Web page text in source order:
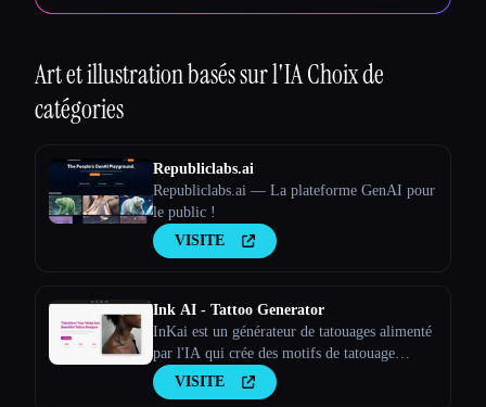
Art et illustration basés sur l'IAChoix de
catégories
Republiclabs.ai
Republiclabs.ai — La plateforme GenAI pour
le public !
VISITE
Ink AI - Tattoo Generator
InKai est un générateur de tatouages alimenté
par l'IA qui crée des motifs de tatouage
personnalisés en fonction des saisies de
l'utilisateur.
VISITE